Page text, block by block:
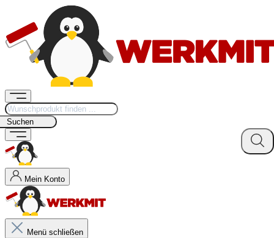
Suchen
Mein Konto
Menü schließen